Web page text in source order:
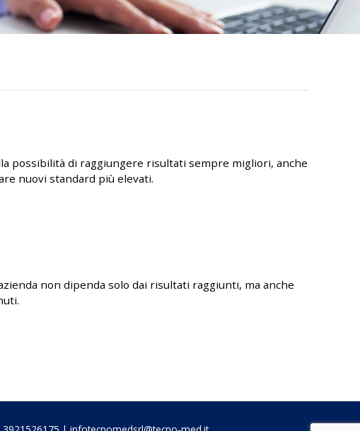
possibilità di raggiungere risultati sempre migliori, anche
nuovi standard più elevati.
non dipenda solo dai risultati raggiunti, ma anche